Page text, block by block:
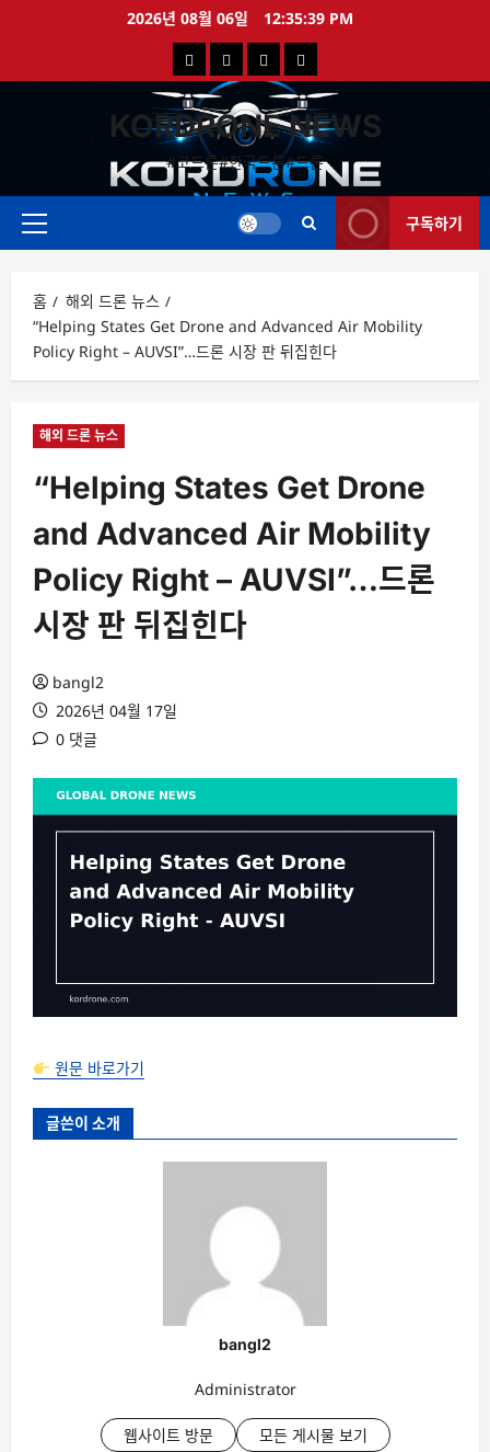
로
2026년 08월 06일 12:35:40 PM
국
내
드
론
뉴
해
외
드
론
뉴
드
영
상
드
론
특
가
KORDRONE NEWS
#코드론#한국드론#드론
주
구독하기
홈
해외 드론 뉴스
“Helping States Get Drone and Advanced Air Mobility
Policy Right – AUVSI”…드론 시장 판 뒤집힌다
해외 드론 뉴스
“Helping States Get Drone
and Advanced Air Mobility
Policy Right – AUVSI”…드론
시장 판 뒤집힌다
bangl2
2026년 04월 17일
0 댓글
원문 바로가기
글쓴이 소개
bangl2
Administrator
웹사이트 방문 모든 게시물 보기